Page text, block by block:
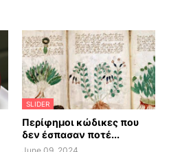
SLIDER
Περίφημοι κώδικες που
δεν έσπασαν ποτέ...